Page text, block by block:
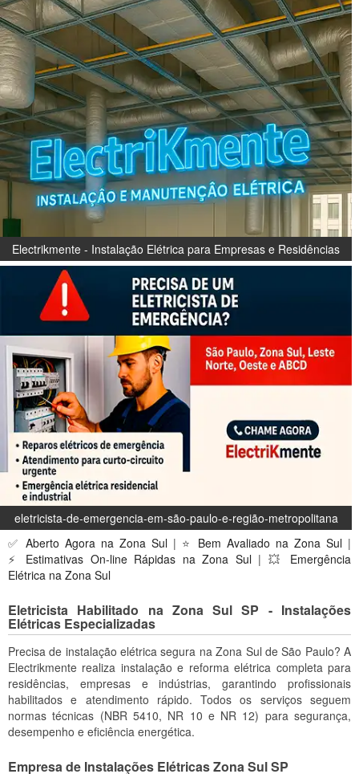
Electrikmente - Instalação Elétrica para Empresas e Residências
eletricista-de-emergencia-em-são-paulo-e-região-metropolitana
✅ Aberto Agora na Zona Sul | ⭐ Bem Avaliado na Zona Sul |
⚡ Estimativas On-line Rápidas na Zona Sul| 💥 Emergência
Elétrica na Zona Sul
Eletricista Habilitado na Zona Sul SP - Instalações
Elétricas Especializadas
Precisa de instalação elétrica segura na Zona Sul de São Paulo? A
Electrikmente realiza instalação e reforma elétrica completa para
residências, empresas e indústrias, garantindo profissionais
habilitados e atendimento rápido. Todos os serviços seguem
normas técnicas (NBR 5410, NR 10 e NR 12) para segurança,
desempenho e eficiência energética.
Empresa de Instalações Elétricas Zona Sul SP